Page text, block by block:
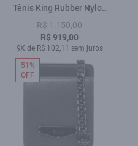
Tênis King Rubber Nylon
Areia
R$ 1.150,00
R$ 919,00
9X de R$ 102,11 sem juros
51%
OFF